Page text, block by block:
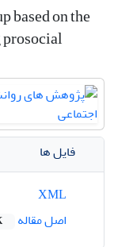
based on the
فایل ها
اصل مقاله